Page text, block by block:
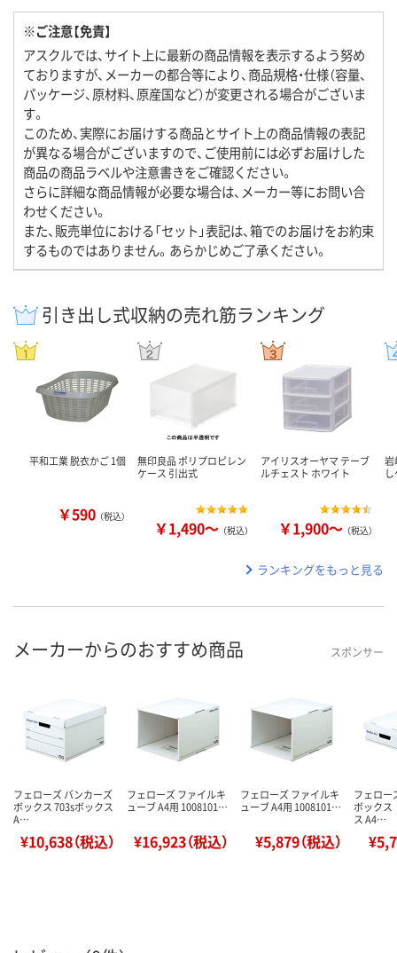
※ご注意【免責】
アスクルでは、サイト上に最新の商品情報を表示するよう努め
ておりますが、メーカーの都合等により、商品規格・仕様（容量、
パッケージ、原材料、原産国など）が変更される場合がございま
す。
このため、実際にお届けする商品とサイト上の商品情報の表記
が異なる場合がございますので、ご使用前には必ずお届けした
商品の商品ラベルや注意書きをご確認ください。
さらに詳細な商品情報が必要な場合は、メーカー等にお問い合
わせください。
また、販売単位における「セット」表記は、箱でのお届けをお約束
するものではありません。あらかじめご了承ください。
引き出し式収納の売れ筋ランキング
平和工業 脱衣かご 1個
￥590 （税込）
無印良品 ポリプロピレン
ケース 引出式
￥1,490～ （税込）
アイリスオーヤマ テーブ
ルチェスト ホワイト
￥1,900～ （税込）
ランキングをもっと見る
メーカーからのおすすめ商品 スポンサー
フェローズ バンカーズ
ボックス 703sボックス
A…
¥10,638（税込）
フェローズ ファイルキ
ューブ A4用 1008101…
¥16,923（税込）
フェローズ ファイルキ
ューブ A4用 1008101…
¥5,879（税込）
フェロー
ボック
ス A4…